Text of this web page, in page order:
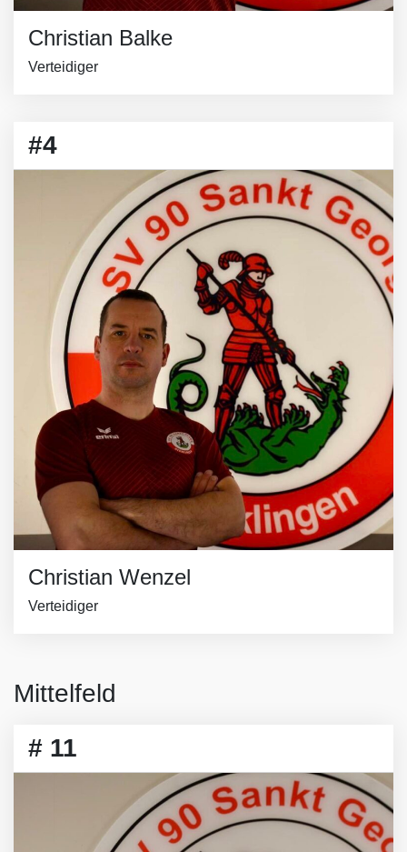
Christian Balke
Verteidiger
#4
Christian Wenzel
Verteidiger
Mittelfeld
# 11